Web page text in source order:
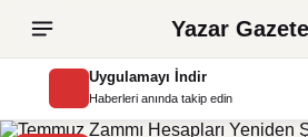
Yazar
Uygulamayı İndir
Haberleri anında takip edin